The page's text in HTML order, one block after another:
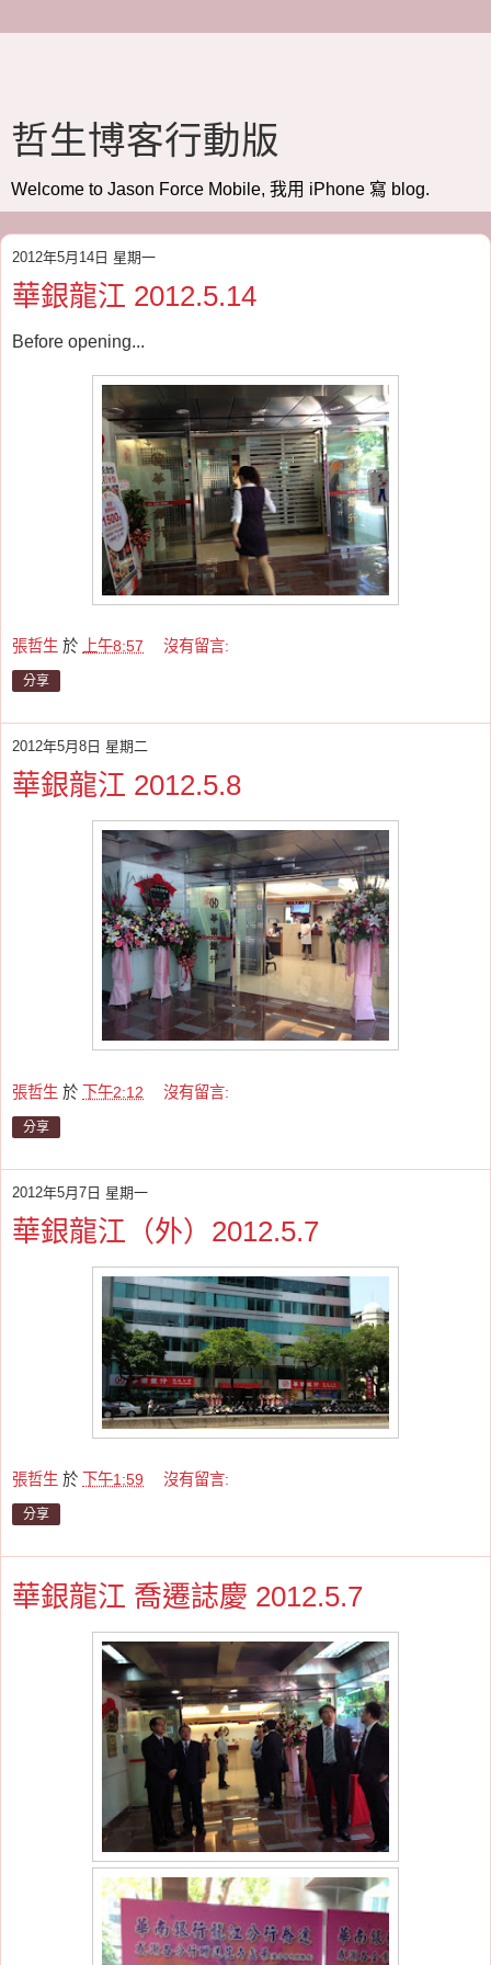
哲生博客行動版
Welcome to Jason Force Mobile, 我用 iPhone 寫 blog.
2012年5月14日 星期一
華銀龍江 2012.5.14
Before opening...
張哲生 於 上午8:57 沒有留言:
分享
2012年5月8日 星期二
華銀龍江 2012.5.8
張哲生 於 下午2:12 沒有留言:
分享
2012年5月7日 星期一
華銀龍江（外）2012.5.7
張哲生 於 下午1:59 沒有留言:
分享
華銀龍江 喬遷誌慶 2012.5.7